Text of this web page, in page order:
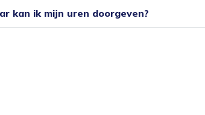
kan ik mijn uren doorgeven?